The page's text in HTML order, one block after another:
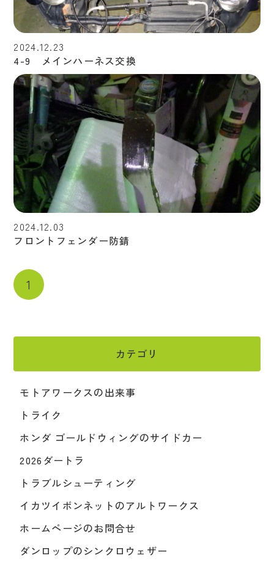
2024.12.23
4-9 メインハーネス交換
2024.12.03
フロントフェンダー防錆
1
カテゴリ
モトアワークスの出来事
トライク
ホンダ ゴールドウィングのサイドカー
2026ダートラ
トラブルシューティング
イカツイボンネットのアルトワークス
ホームページのお問合せ
ダンロップのシンクロウェザー